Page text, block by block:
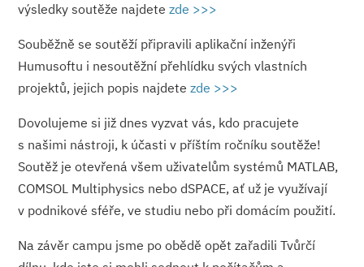
výsledky soutěže najdetezde >>>
Souběžně se soutěží připravili aplikační inženýři
Humusoftu i nesoutěžní přehlídku svých vlastních
projektů, jejich popis najdetezde >>>
Dovolujeme si již dnes vyzvat vás, kdo pracujete
s našimi nástroji, k účasti v příštím ročníku soutěže!
Soutěž je otevřená všem uživatelům systémů MATLAB,
COMSOL Multiphysics nebo dSPACE, ať už je využívají
v podnikové sféře, ve studiu nebo při domácím použití.
Na závěr campu jsme po obědě opět zařadili Tvůrčí